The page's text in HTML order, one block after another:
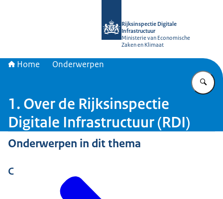
Rijksinspectie Digitale
Infrastructuur
Ministerie van Economische
Zaken en Klimaat
Home Onderwerpen
1. Over de Rijksinspectie
Digitale Infrastructuur (RDI)
Onderwerpen in dit thema
C